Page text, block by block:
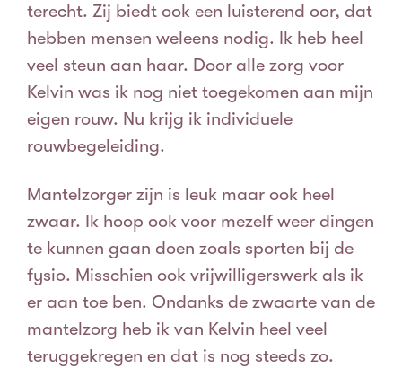
terecht. Zij biedt ook een luisterend oor, dat
hebben mensen weleens nodig. Ik heb heel
veel steun aan haar. Door alle zorg voor
Kelvin was ik nog niet toegekomen aan mijn
eigen rouw. Nu krijg ik individuele
rouwbegeleiding.
Mantelzorger zijn is leuk maar ook heel
zwaar. Ik hoop ook voor mezelf weer dingen
te kunnen gaan doen zoals sporten bij de
fysio. Misschien ook vrijwilligerswerk als ik
er aan toe ben. Ondanks de zwaarte van de
mantelzorg heb ik van Kelvin heel veel
teruggekregen en dat is nog steeds zo.